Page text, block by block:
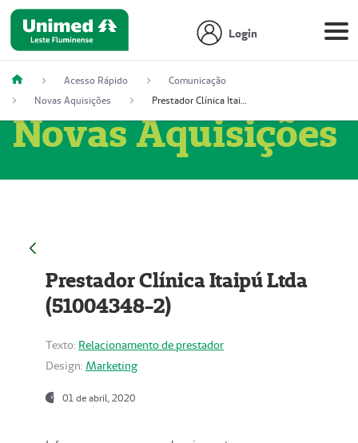
Login
Acesso Rápido
Comunicação
Novas Aquisições
Prestador Clínica Itaipú Ltda (51004348-2)
Novas Aquisições
Prestador Clínica Itaipú Ltda
(51004348-2)
Texto: Relacionamento de prestador
Design: Marketing
01 de abril, 2020